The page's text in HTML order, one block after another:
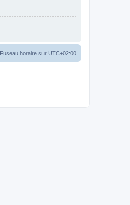
Fuseau horaire sur UTC+02:00